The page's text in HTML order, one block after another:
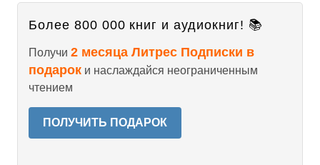
Более 800 000 книг и аудиокниг! 📚
Получи 2 месяца Литрес Подписки в
подарок и наслаждайся неограниченным
чтением
ПОЛУЧИТЬ ПОДАРОК